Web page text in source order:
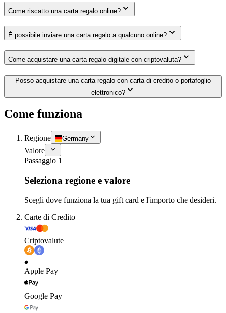
Come riscatto una carta regalo online?
È possibile inviare una carta regalo a qualcuno online?
Come acquistare una carta regalo digitale con criptovaluta?
Posso acquistare una carta regalo con carta di credito o portafoglio
elettronico?
Come funziona
Regione Germany
Valore
Passaggio 1
Seleziona regione e valore
Scegli dove funziona la tua gift card e l'importo che desideri.
Carte di Credito
Criptovalute
Apple Pay
Google Pay